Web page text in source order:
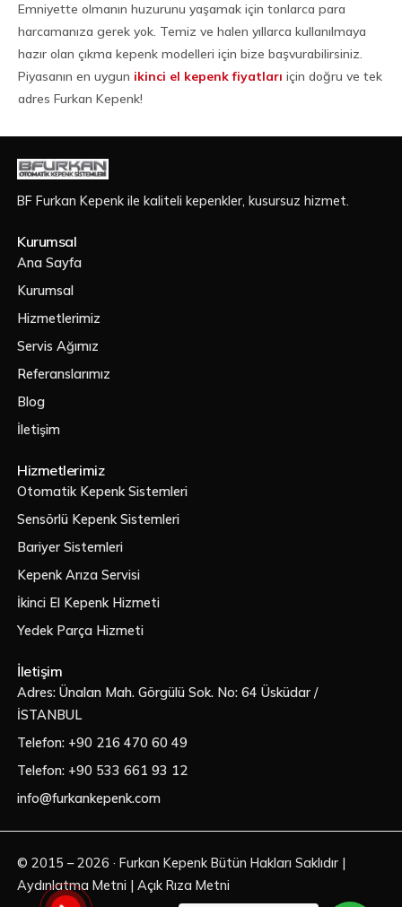
Emniyette olmanın huzurunu yaşamak için tonlarca para
harcamanıza gerek yok. Temiz ve halen yıllarca kullanılmaya
hazır olan çıkma kepenk modelleri için bize başvurabilirsiniz.
Piyasanın en uygun ikinci el kepenk fiyatları için doğru ve tek
adres Furkan Kepenk!
BF Furkan Kepenk ile kaliteli kepenkler, kusursuz hizmet.
Kurumsal
Ana Sayfa
Kurumsal
Hizmetlerimiz
Servis Ağımız
Referanslarımız
Blog
İletişim
Hizmetlerimiz
Otomatik Kepenk Sistemleri
Sensörlü Kepenk Sistemleri
Bariyer Sistemleri
Kepenk Arıza Servisi
İkinci El Kepenk Hizmeti
Yedek Parça Hizmeti
İletişim
Adres: Ünalan Mah. Görgülü Sok. No: 64 Üsküdar /
İSTANBUL
Telefon: +90 216 470 60 49
Telefon: +90 533 661 93 12
info@furkankepenk.com
© 2015 – 2026 · Furkan KepenkBütün Hakları Saklıdır |
Aydınlatma Metni | Açık Rıza Metni